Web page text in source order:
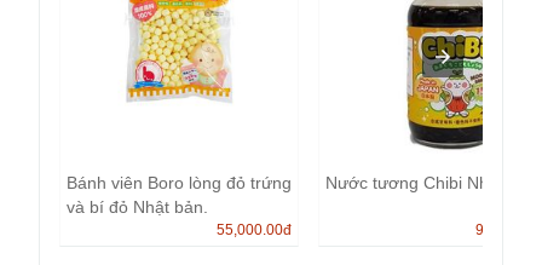
Bánh viên Boro lòng đỏ trứng
và bí đỏ Nhật bản.
55,000.00đ
Nước tương Chibi Nhật Bản
99,000.00